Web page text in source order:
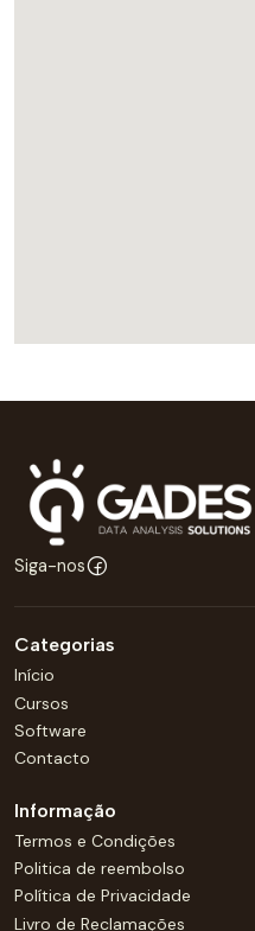
Siga-nos
Categorias
Início
Cursos
Software
Contacto
Informação
Termos e Condições
Politica de reembolso
Política de Privacidade
Livro de Reclamações